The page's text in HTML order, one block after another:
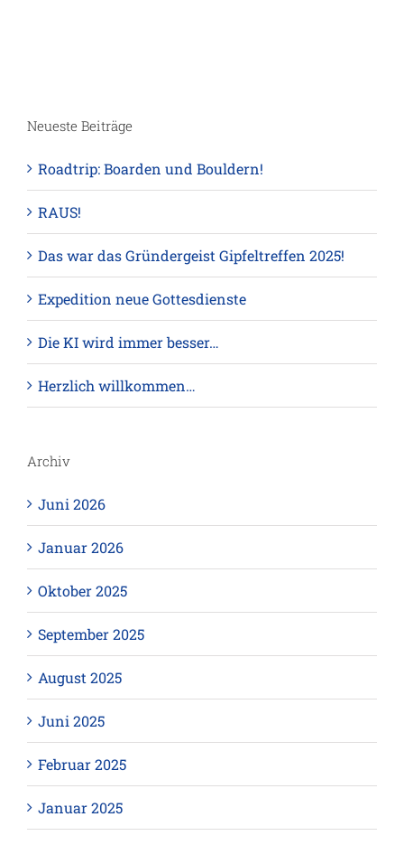
Neueste Beiträge
Roadtrip: Boarden und Bouldern!
RAUS!
Das war das Gründergeist Gipfeltreffen 2025!
Expedition neue Gottesdienste
Die KI wird immer besser…
Herzlich willkommen…
Archiv
Juni 2026
Januar 2026
Oktober 2025
September 2025
August 2025
Juni 2025
Februar 2025
Januar 2025